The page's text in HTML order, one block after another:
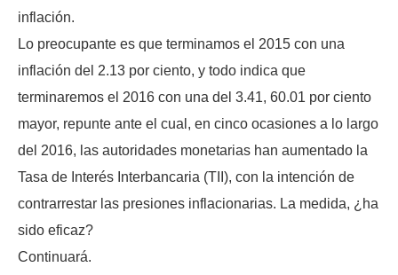
inflación.
Lo preocupante es que terminamos el 2015 con una
inflación del 2.13 por ciento, y todo indica que
terminaremos el 2016 con una del 3.41, 60.01 por ciento
mayor, repunte ante el cual, en cinco ocasiones a lo largo
del 2016, las autoridades monetarias han aumentado la
Tasa de Interés Interbancaria (TII), con la intención de
contrarrestar las presiones inflacionarias. La medida, ¿ha
sido eficaz?
Continuará.